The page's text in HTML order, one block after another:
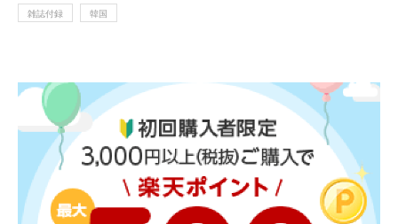
雑誌付録 韓国